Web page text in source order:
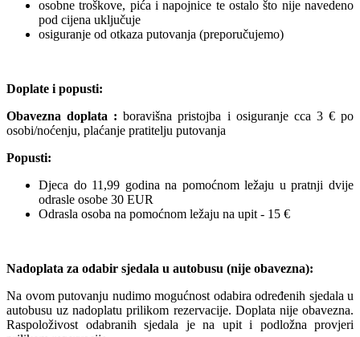
osobne troškove, pića i napojnice te ostalo što nije navedeno
pod cijena uključuje
osiguranje od otkaza putovanja (preporučujemo)
Doplate i popusti:
Obavezna doplata : boravišna pristojba i osiguranje cca 3 € po
osobi/noćenju, plaćanje pratitelju putovanja
Popusti:
Djeca do 11,99 godina na pomoćnom ležaju u pratnji dvije
odrasle osobe 30 EUR
Odrasla osoba na pomoćnom ležaju na upit - 15 €
Nadoplata za odabir sjedala u autobusu (nije obavezna):
Na ovom putovanju nudimo mogućnost odabira određenih sjedala u
autobusu uz nadoplatu prilikom rezervacije. Doplata nije obavezna.
Raspoloživost odabranih sjedala je na upit i podložna provjeri